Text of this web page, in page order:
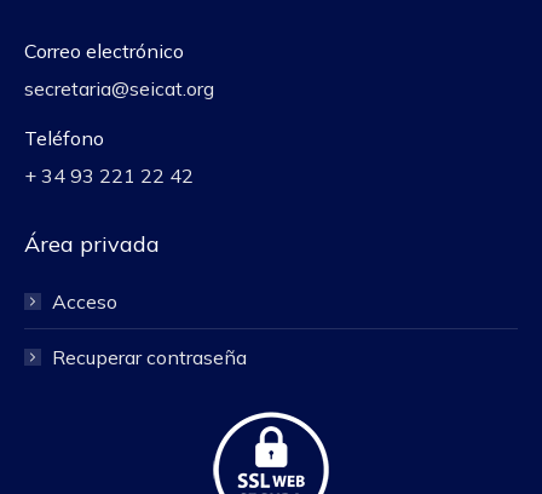
Correo electrónico
secretaria@seicat.org
Teléfono
+ 34 93 221 22 42
Área privada
Acceso
Recuperar contraseña